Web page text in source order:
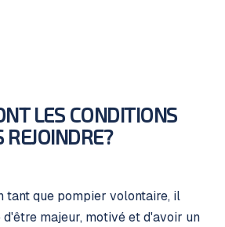
LES CONDITIONS
tant que pompier volontaire, il
majeur, motivé et d'avoir un